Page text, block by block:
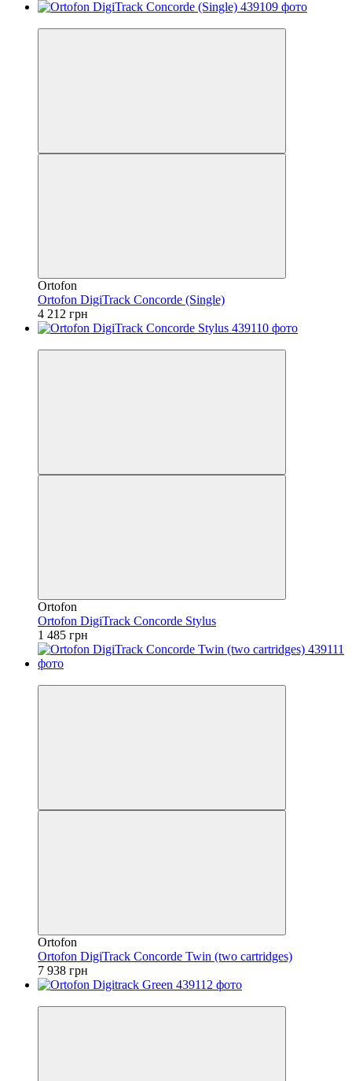
Ortofon
Ortofon DigiTrack Concorde (Single)
4 212 грн
Ortofon
Ortofon DigiTrack Concorde Stylus
1 485 грн
Ortofon
Ortofon DigiTrack Concorde Twin (two cartridges)
7 938 грн